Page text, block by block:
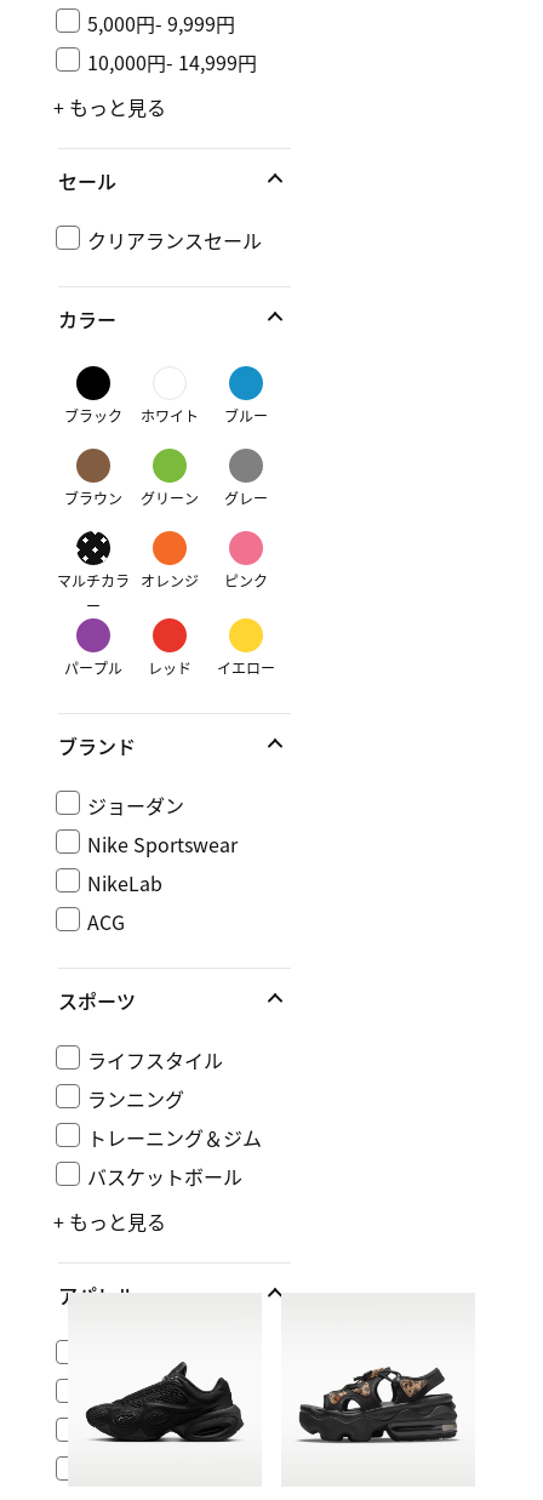
5,000円- 9,999円
10,000円- 14,999円
+ もっと見る
セール
クリアランスセール
カラー
ブラック ホワイト ブルー
ブラウン グリーン グレー
マルチカラ
ー
オレンジ ピンク
パープル レッド イエロー
ブランド
ジョーダン
Nike Sportswear
NikeLab
ACG
スポーツ
ライフスタイル
ランニング
トレーニング＆ジム
バスケットボール
+ もっと見る
アパレル
インナー
アンダーウェア